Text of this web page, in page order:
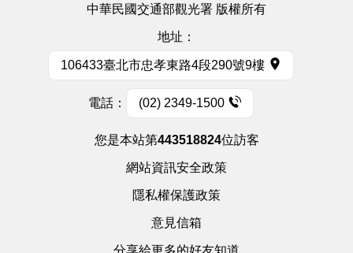
中華民國交通部觀光署 版權所有
地址：
106433臺北市忠孝東路4段290號9樓
電話： (02) 2349-1500
您是本站第443518824位訪客
網站資訊安全政策
隱私權保護政策
意見信箱
分享給更多的好友知道